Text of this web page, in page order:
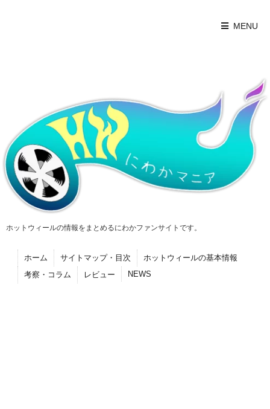
MENU
ホットウィールの情報をまとめるにわかファンサイトです。
ホーム サイトマップ・目次
ホットウィールの基本情報
考察・コラム
レビュー NEWS